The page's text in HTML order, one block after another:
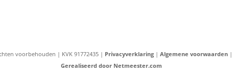
voorbehouden | KVK 91772435 | Privacyverklaring| Algemene voorwaarden|
Gerealiseerd door Netmeester.com